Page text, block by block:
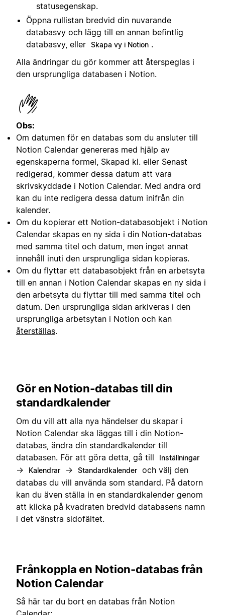
statusegenskap.
Öppna rullistan bredvid din nuvarande
databasvy och lägg till en annan befintlig
databasvy, eller Skapa vy i Notion .
Alla ändringar du gör kommer att återspeglas i
den ursprungliga databasen i Notion.
Obs:
Om datumen för en databas som du ansluter till
Notion Calendar genereras med hjälp av
egenskaperna formel, Skapad kl. eller Senast
redigerad, kommer dessa datum att vara
skrivskyddade i Notion Calendar. Med andra ord
kan du inte redigera dessa datum inifrån din
kalender.
Om du kopierar ett Notion-databasobjekt i Notion
Calendar skapas en ny sida i din Notion-databas
med samma titel och datum, men inget annat
innehåll inuti den ursprungliga sidan kopieras.
Om du flyttar ett databasobjekt från en arbetsyta
till en annan i Notion Calendar skapas en ny sida i
den arbetsyta du flyttar till med samma titel och
datum. Den ursprungliga sidan arkiveras i den
ursprungliga arbetsytan i Notion och kan
återställas.
Gör en Notion-databas till din
standardkalender
Om du vill att alla nya händelser du skapar i
Notion Calendar ska läggas till i din Notion-
databas, ändra din standardkalender till
databasen. För att göra detta, gå till
Inställningar
→ Kalendrar → Standardkalender och välj den
databas du vill använda som standard. På datorn
kan du även ställa in en standardkalender genom
att klicka på kvadraten bredvid databasens namn
i det vänstra sidofältet.
Frånkoppla en Notion-databas från
Notion Calendar
Så här tar du bort en databas från Notion